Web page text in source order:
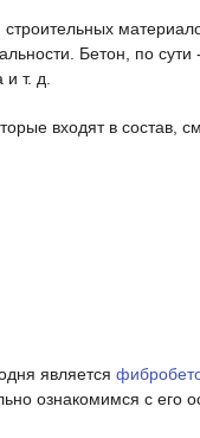
Бетон, по
т. д.
входят в состав,
является
ознакомимся с его